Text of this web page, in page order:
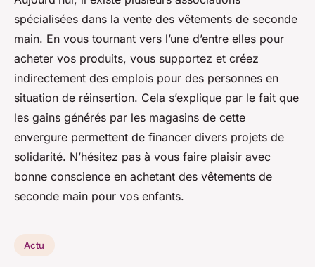
spécialisées dans la vente des vêtements de seconde
main. En vous tournant vers l’une d’entre elles pour
acheter vos produits, vous supportez et créez
indirectement des emplois pour des personnes en
situation de réinsertion. Cela s’explique par le fait que
les gains générés par les magasins de cette
envergure permettent de financer divers projets de
solidarité. N’hésitez pas à vous faire plaisir avec
bonne conscience en achetant des vêtements de
seconde main pour vos enfants.
Actu